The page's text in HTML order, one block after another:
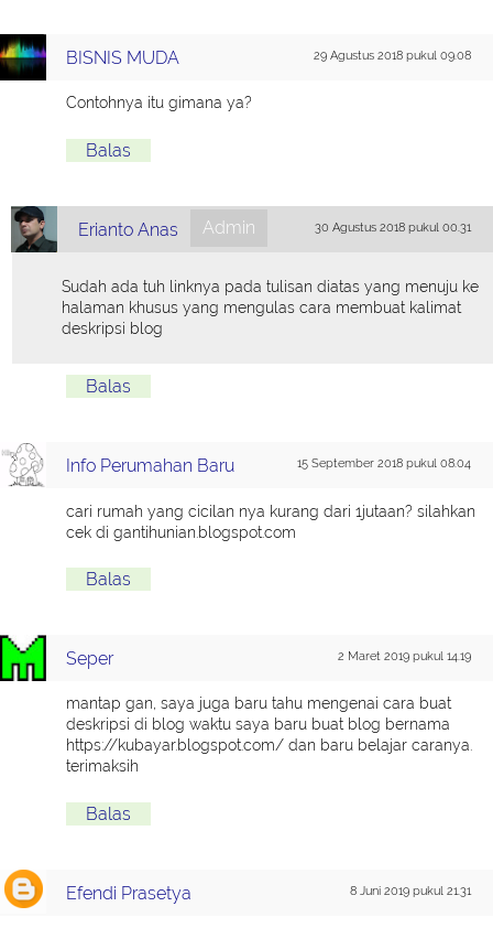
BISNIS MUDA 29 Agustus 2018 pukul 09.08
Contohnya itu gimana ya?
Balas
Erianto Anas Admin 30 Agustus 2018 pukul 00.31
Sudah ada tuh linknya pada tulisan diatas yang menuju ke
halaman khusus yang mengulas cara membuat kalimat
deskripsi blog
Balas
Info Perumahan Baru 15 September 2018 pukul 08.04
cari rumah yang cicilan nya kurang dari 1jutaan? silahkan
cek di gantihunian.blogspot.com
Balas
Seper 2 Maret 2019 pukul 14.19
mantap gan, saya juga baru tahu mengenai cara buat
deskripsi di blog waktu saya baru buat blog bernama
https://kubayar.blogspot.com/ dan baru belajar caranya.
terimaksih
Balas
Efendi Prasetya 8 Juni 2019 pukul 21.31